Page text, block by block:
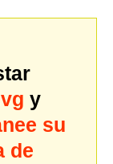
y
su
de